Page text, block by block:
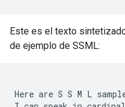
Este es el texto
de ejemplo de SSML:
Here are S S M L